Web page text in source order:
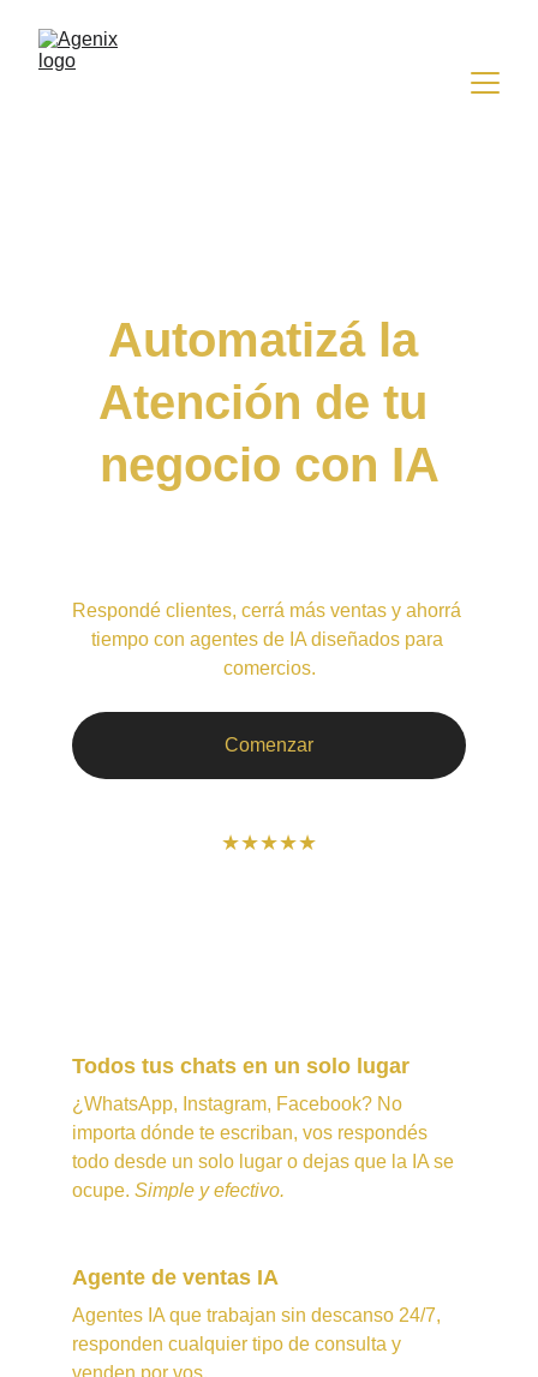
Automatizá la
Atención de tu
negocio con IA
Respondé clientes, cerrá más ventas y ahorrá
tiempo con agentes de IA diseñados para
comercios.
Comenzar
★★★★★
Agente de ventas IA
Agentes IA que trabajan sin descanso 24/7,
responden cualquier tipo de consulta y
venden por vos.
Todos tus chats en un solo lugar
¿WhatsApp, Instagram, Facebook? No
importa dónde te escriban, vos respondés
todo desde un solo lugar o dejas que la IA se
ocupe. Simple y efectivo.